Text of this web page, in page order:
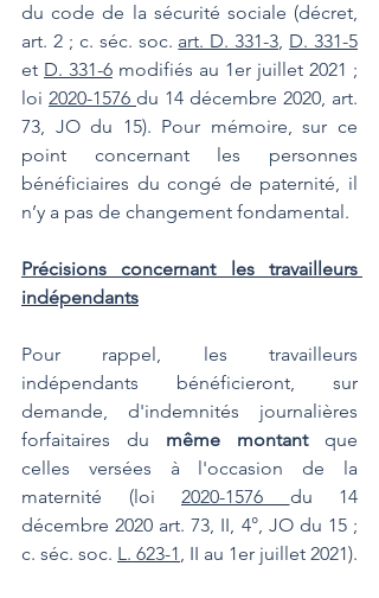
du code de la sécurité sociale (décret,
art. 2 ; c. séc. soc. art. D. 331-3, D. 331-5
et D. 331-6 modifiés au 1er juillet 2021 ;
loi 2020-1576 du 14 décembre 2020, art.
73, JO du 15). Pour mémoire, sur ce
point concernant les personnes
bénéficiaires du congé de paternité, il
n’y a pas de changement fondamental.
Précisions concernant les travailleurs
indépendants
Pour rappel, les travailleurs
indépendants bénéficieront, sur
demande, d'indemnités journalières
forfaitaires du même montant que
celles versées à l'occasion de la
maternité (loi 2020-1576 du 14
décembre 2020 art. 73, II, 4°, JO du 15 ;
c. séc. soc. L. 623-1, II au 1er juillet 2021).